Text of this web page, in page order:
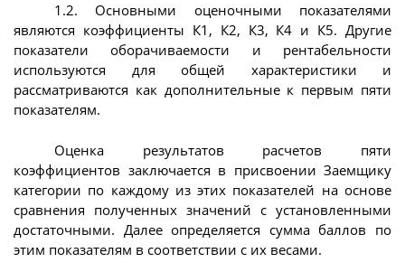
1.2. Основными оценочными показателями
являются коэффициенты К1, К2, К3, К4 и К5. Другие
показатели оборачиваемости и рентабельности
используются для общей характеристики и
рассматриваются как дополнительные к первым пяти
показателям.
Оценка результатов расчетов пяти
коэффициентов заключается в присвоении Заемщику
категории по каждому из этих показателей на основе
сравнения полученных значений с установленными
достаточными. Далее определяется сумма баллов по
этим показателям в соответствии с их весами.